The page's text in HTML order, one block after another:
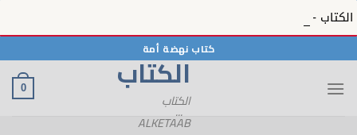
للمحتوى
كتاب نهضة أمة
الكتاب
الكتاب
...
ALKETAAB
0